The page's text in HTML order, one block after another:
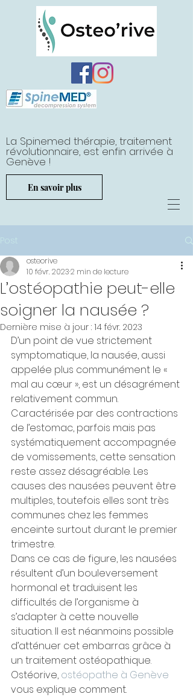
La Spinemed thérapie, traitement
révolutionnaire, est enfin arrivée à
Genève !
En savoir plus
Post
L’ostéopathie peut-elle
soigner la nausée ?
osteorive
10 févr. 20232 min de lecture
Dernière mise à jour : 14 févr. 2023
D’un point de vue strictement
symptomatique, la nausée, aussi
appelée plus communément le «
mal au cœur », est un désagrément
relativement commun.
Caractérisée par des contractions
de l’estomac, parfois mais pas
systématiquement accompagnée
de vomissements, cette sensation
reste assez désagréable. Les
causes des nausées peuvent être
multiples, toutefois elles sont très
communes chez les femmes
enceinte surtout durant le premier
trimestre.
Dans ce cas de figure, les nausées
résultent d’un bouleversement
hormonal et traduisent les
difficultés de l’organisme à
s’adapter à cette nouvelle
situation. Il est néanmoins possible
d’atténuer cet embarras grâce à
un traitement ostéopathique.
Ostéorive, ostéopathe à Genève
vous explique comment.